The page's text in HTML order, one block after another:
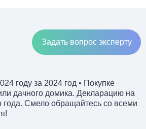
Задать вопрос эксперту
году за 2024 год • Покупке
дачного домика. Декларацию на
года. Смело обращайтесь со всеми